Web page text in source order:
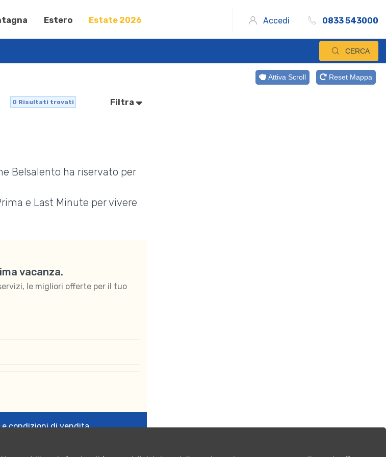
Estero Estate 2026 Accedi 0833 543000
CERCA
0 Risultati trovati Filtra
Belsalento ha riservato per
e Last Minute per vivere
vacanza.
le migliori offerte per il tuo
e condizioni di vendita
Attiva Scroll Reset Mappa